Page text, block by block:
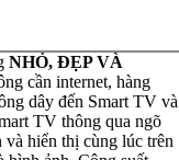
NHỎ, ĐẸP VÀ
cần internet, hàng
dây đến Smart TV và
TV thông qua ngõ
hiển thị cùng lúc trên